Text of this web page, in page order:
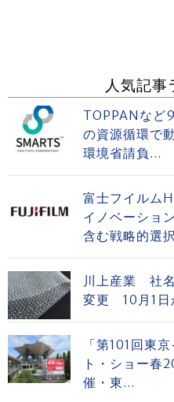
人気記事
TOPPANなど
の資源循環で
環境省請負...
富士フイルム
イノベーショ
含む戦略的選
川上産業 社
変更 10月1日
「第101回東
ト・ショー
催・東...